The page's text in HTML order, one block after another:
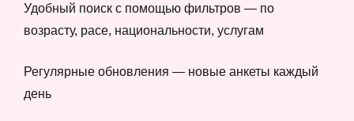
Удобный поиск с помощью фильтров — по
возрасту, расе, национальности, услугам
Регулярные обновления — новые анкеты каждый
день